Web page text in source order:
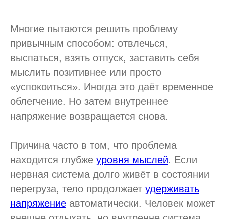
Многие пытаются решить проблему
привычным способом: отвлечься,
выспаться, взять отпуск, заставить себя
мыслить позитивнее или просто
«успокоиться». Иногда это даёт временное
облегчение. Но затем внутреннее
напряжение возвращается снова.
Причина часто в том, что проблема
находится глубже уровня мыслей. Если
нервная система долго живёт в состоянии
перегруза, тело продолжает удерживать
напряжение автоматически. Человек может